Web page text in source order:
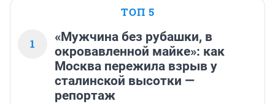
ТОП 5
1
«Мужчина без рубашки, в
окровавленной майке»: как
Москва пережила взрыв у
сталинской высотки —
репортаж